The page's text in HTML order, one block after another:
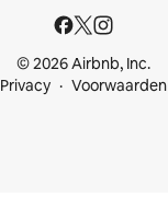
© 2026 Airbnb, Inc.
Privacy
Voorwaarden